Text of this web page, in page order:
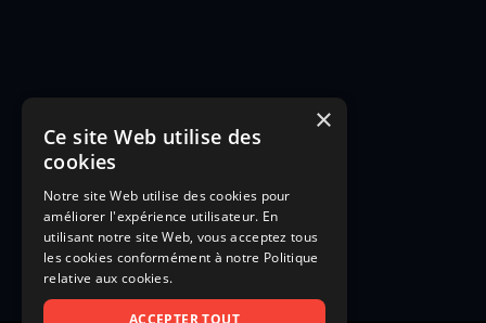
×
Ce site Web utilise des
cookies
Notre site Web utilise des cookies pour
améliorer l'expérience utilisateur. En
utilisant notre site Web, vous acceptez tous
les cookies conformément à notre Politique
relative aux cookies.
ACCEPTER TOUT